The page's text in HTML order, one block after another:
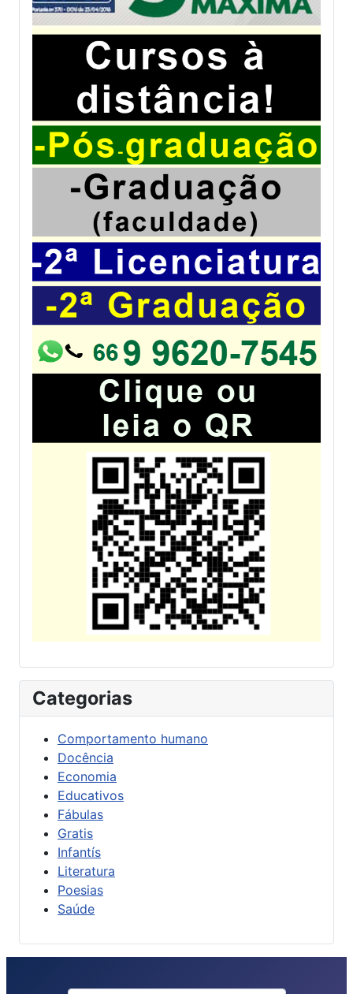
Categorias
Comportamento humano
Docência
Economia
Educativos
Fábulas
Gratis
Infantís
Literatura
Poesias
Saúde